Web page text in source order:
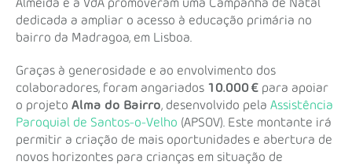
Almeida e a VdA promoveram uma Campanha de Natal
dedicada a ampliar o acesso à educação primária no
bairro da Madragoa, em Lisboa.
Graças à generosidade e ao envolvimento dos
colaboradores, foram angariados 10.000 € para apoiar
o projeto Alma do Bairro, desenvolvido pela Assistência
Paroquial de Santos-o-Velho (APSOV). Este montante irá
permitir a criação de mais oportunidades e abertura de
novos horizontes para crianças em situação de